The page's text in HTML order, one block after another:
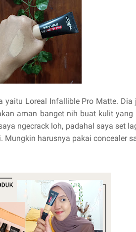
Loreal Infallible Pro Matte. Dia
aman banget nih buat kulit yang
ngecrack loh, padahal saya set
Mungkin harusnya pakai concealer